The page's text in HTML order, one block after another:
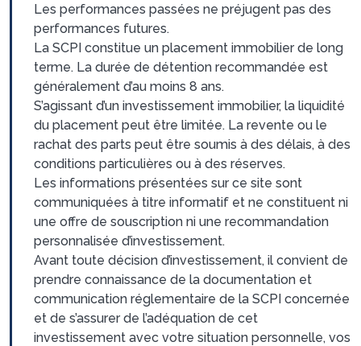
Les performances passées ne préjugent pas des
performances futures.
La SCPI constitue un placement immobilier de long
terme. La durée de détention recommandée est
généralement d’au moins 8 ans.
S’agissant d’un investissement immobilier, la liquidité
du placement peut être limitée. La revente ou le
rachat des parts peut être soumis à des délais, à des
conditions particulières ou à des réserves.
Les informations présentées sur ce site sont
communiquées à titre informatif et ne constituent ni
une offre de souscription ni une recommandation
personnalisée d’investissement.
Avant toute décision d’investissement, il convient de
prendre connaissance de la documentation et
communication réglementaire de la SCPI concernée
et de s’assurer de l’adéquation de cet
investissement avec votre situation personnelle, vos